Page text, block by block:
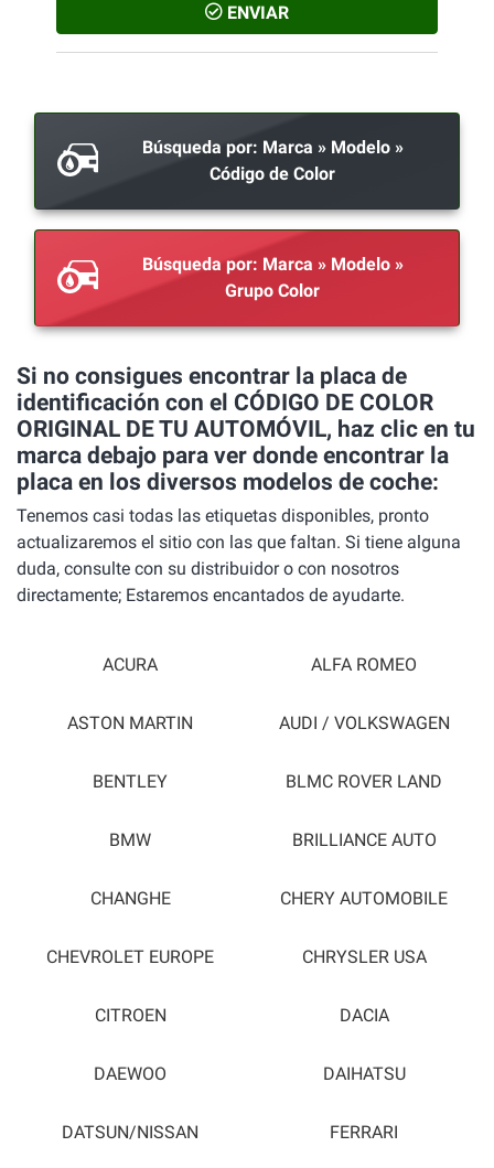
ENVIAR
Búsqueda por: Marca » Modelo »
Código de Color
Búsqueda por: Marca » Modelo »
Grupo Color
Si no consigues encontrar la placa de
identificación con el CÓDIGO DE COLOR
ORIGINAL DE TU AUTOMÓVIL, haz clic en tu
marca debajo para ver donde encontrar la
placa en los diversos modelos de coche:
Tenemos casi todas las etiquetas disponibles, pronto
actualizaremos el sitio con las que faltan. Si tiene alguna
duda, consulte con su distribuidor o con nosotros
directamente; Estaremos encantados de ayudarte.
ACURA ALFA ROMEO
ASTON MARTIN AUDI / VOLKSWAGEN
BENTLEY BLMC ROVER LAND
BMW BRILLIANCE AUTO
CHANGHE CHERY AUTOMOBILE
CHEVROLET EUROPE CHRYSLER USA
CITROEN DACIA
DAEWOO DAIHATSU
DATSUN/NISSAN FERRARI